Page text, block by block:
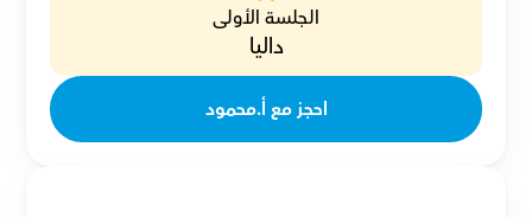
الجلسة الأولى
داليا
احجز مع أ.محمود